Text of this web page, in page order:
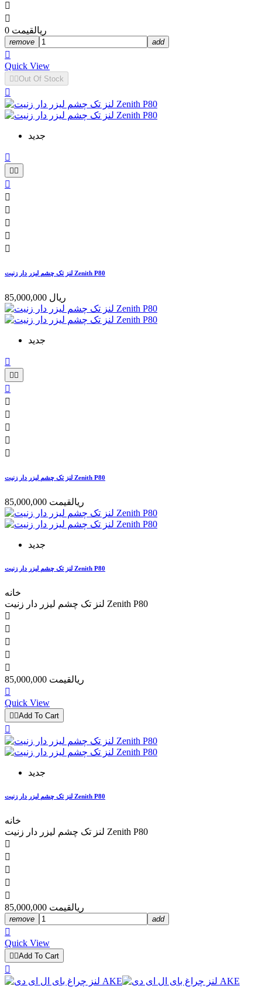


0 ریالقیمت
remove add

Quick View
 Out Of Stock

جدید

 






لنز تک چشم لیزر دار زنیت Zenith P80
85,000,000 ریال
جدید

 






لنز تک چشم لیزر دار زنیت Zenith P80
85,000,000 ریالقیمت
جدید
لنز تک چشم لیزر دار زنیت Zenith P80
خانه
لنز تک چشم لیزر دار زنیت Zenith P80





85,000,000 ریالقیمت

Quick View
 Add To Cart

جدید
لنز تک چشم لیزر دار زنیت Zenith P80
خانه
لنز تک چشم لیزر دار زنیت Zenith P80





85,000,000 ریالقیمت
remove add

Quick View
 Add To Cart
